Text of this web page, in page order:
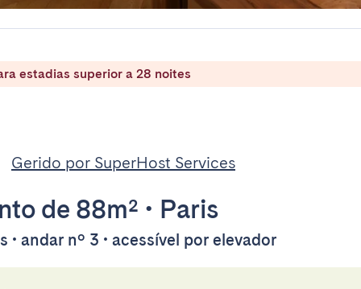
estadias superior a 28 noites
Gerido por SuperHost Services
de 88m² • Paris
• andar nº 3 • acessível por elevador